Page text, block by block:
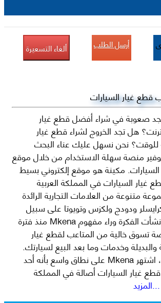
أرسل الطلب ألغاء التسعيرة
غيار السيارات
صعوبة في شراء أفضل قطع غيار
هل تجد الخروج لشراء قطع غيار
نحن نسهل عليك عناء البحث
منصة سهلة الاستخدام من خلال موقع
مكينة هو موقع إلكتروني بسيط
غيار السيارات في المملكة العربية
متنوعة من العلامات التجارية الرائدة
ودودج ولكزس وتويوتا على سبيل
المثال لا الحصر. نشأت الفكرة وراء مفهوم Mkena منذ فترة
تسوق خالية من المتاعب لقطع غيار
والبديلة وخدمات وما بعد البيع لسيارتك.
ومنذ ذلك الحين ، اشتهر Mkena على نطاق واسع بأنه أحد
غيار السيارات أصالة في المملكة
...المزيد